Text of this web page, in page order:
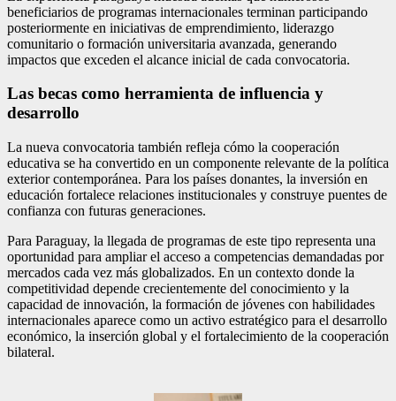
beneficiarios de programas internacionales terminan participando
posteriormente en iniciativas de emprendimiento, liderazgo
comunitario o formación universitaria avanzada, generando
impactos que exceden el alcance inicial de cada convocatoria.
Las becas como herramienta de influencia y
desarrollo
La nueva convocatoria también refleja cómo la cooperación
educativa se ha convertido en un componente relevante de la política
exterior contemporánea. Para los países donantes, la inversión en
educación fortalece relaciones institucionales y construye puentes de
confianza con futuras generaciones.
Para Paraguay, la llegada de programas de este tipo representa una
oportunidad para ampliar el acceso a competencias demandadas por
mercados cada vez más globalizados. En un contexto donde la
competitividad depende crecientemente del conocimiento y la
capacidad de innovación, la formación de jóvenes con habilidades
internacionales aparece como un activo estratégico para el desarrollo
económico, la inserción global y el fortalecimiento de la cooperación
bilateral.